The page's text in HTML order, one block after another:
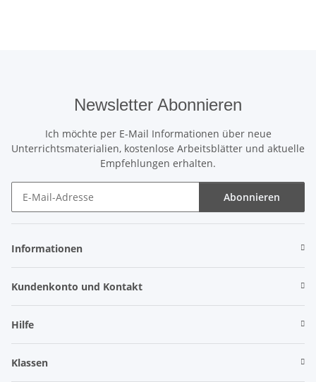
Newsletter Abonnieren
Ich möchte per E-Mail Informationen über neue
Unterrichtsmaterialien, kostenlose Arbeitsblätter und aktuelle
Empfehlungen erhalten.
Abonnieren
Informationen
Kundenkonto und Kontakt
Hilfe
Klassen